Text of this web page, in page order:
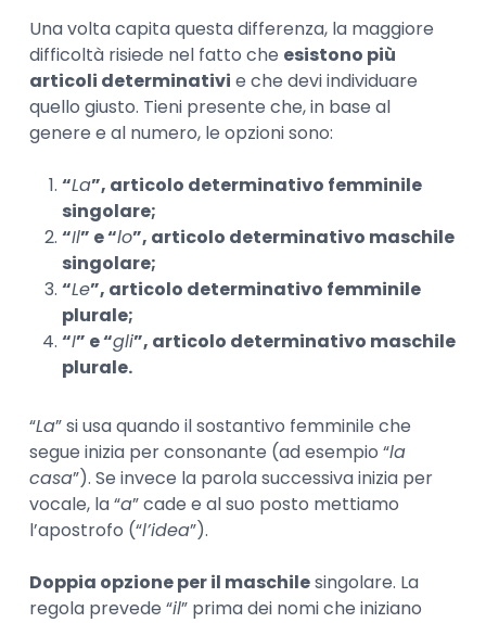
Una volta capita questa differenza, la maggiore
difficoltà risiede nel fatto che esistono più
articoli determinativi e che devi individuare
quello giusto. Tieni presente che, in base al
genere e al numero, le opzioni sono:
“La”, articolo determinativo femminile
singolare;
“Il” e “lo”, articolo determinativo maschile
singolare;
“Le”, articolo determinativo femminile
plurale;
“I” e “gli”, articolo determinativo maschile
plurale.
“La” si usa quando il sostantivo femminile che
segue inizia per consonante (ad esempio “la
casa”). Se invece la parola successiva inizia per
vocale, la “a” cade e al suo posto mettiamo
l’apostrofo (“l’idea”).
Doppia opzione per il maschilesingolare. La
regola prevede “il” prima dei nomi che iniziano